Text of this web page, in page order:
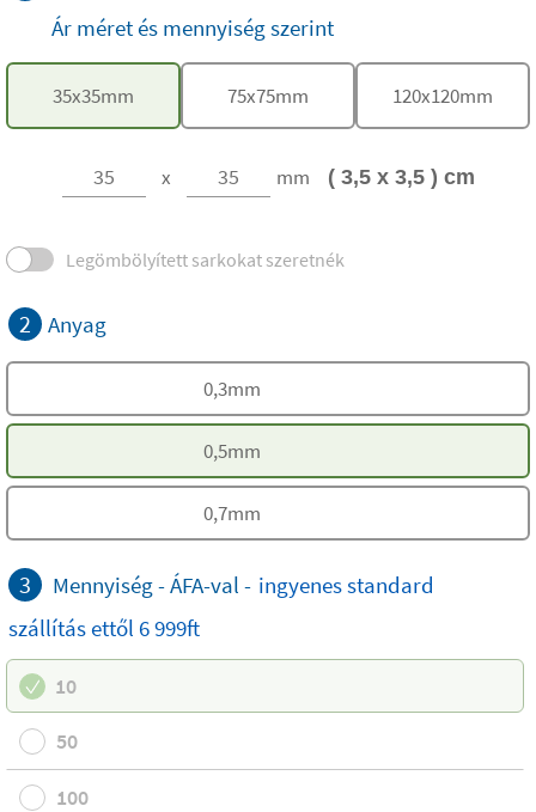
Ár méret és mennyiség szerint
35x35mm 75x75mm 120x120mm
x mm ( 3,5 x 3,5 ) cm
Legömbölyített sarkokat szeretnék
2 Anyag
0,3mm
0,5mm
0,7mm
3 Mennyiség - ÁFA-val - ingyenesstandard
szállításettől 6 999ft
10
50
100